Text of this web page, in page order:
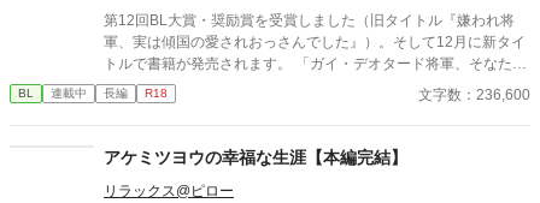
第12回BL大賞・奨励賞を受賞しました（旧タイトル『嫌われ将
軍、実は傾国の愛されおっさんでした』）。そして12月に新タイ
トルで書籍が発売されます。 「ガイ・デオタード将軍、そなたに
邪竜討伐の任を与える。我が命を果たすまで、この国に戻ること
は許さぬ」 ――新王から事実上の追放を受けたガイ。 副官を始
われていたのだと悟りながらガイは王命を受け、邪竜討伐の旅に
出る。 その際、一人の若き青年エリクがガイのお供を申し出る。
兵を辞めてまで英雄を手伝いたいというエリクに野心があるよう
BL 連載中 長編 R18 文字数：236,600
アケミツヨウの幸福な生涯【本編完結】
リラックス@ピロー